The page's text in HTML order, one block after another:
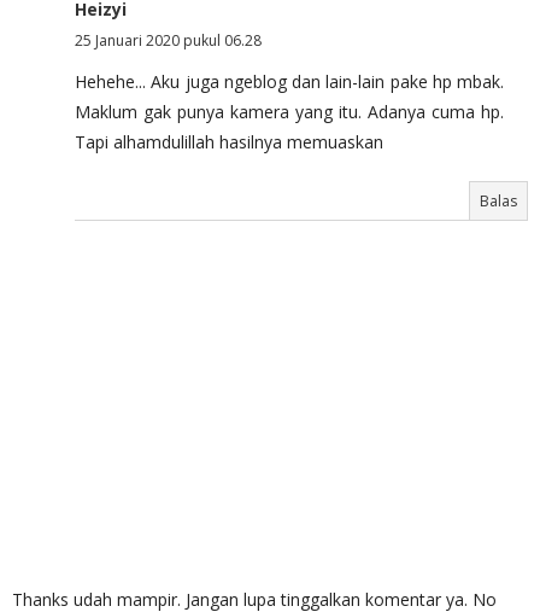
Heizyi
25 Januari 2020 pukul 06.28
Hehehe... Aku juga ngeblog dan lain-lain pake hp mbak.
Maklum gak punya kamera yang itu. Adanya cuma hp.
Tapi alhamdulillah hasilnya memuaskan
Balas
Thanks udah mampir. Jangan lupa tinggalkan komentar ya. No